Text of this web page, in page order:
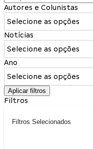
Autores e Colunistas
Selecione as opções
Notícias
Selecione as opções
Ano
Selecione as opções
Aplicar filtros
Filtros
Filtros Selecionados